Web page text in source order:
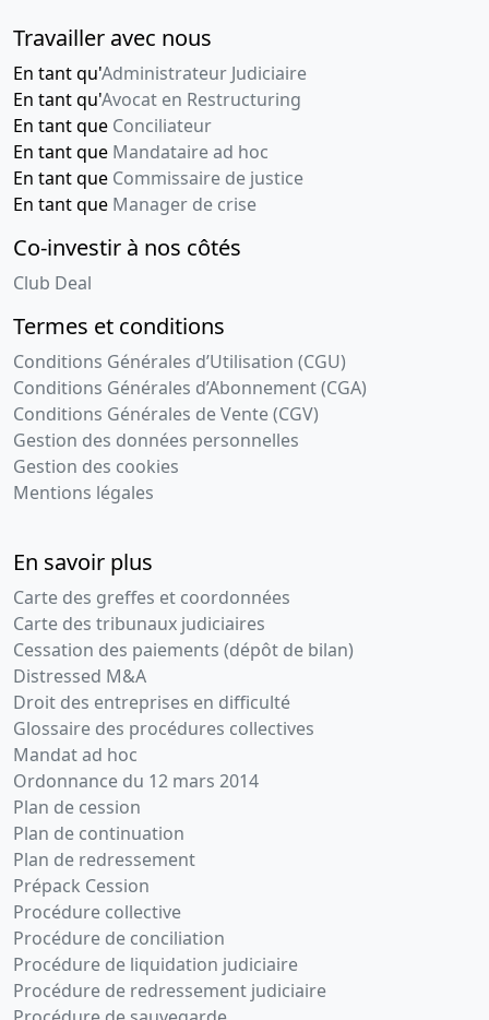
Travailler avec nous
En tant qu'Administrateur Judiciaire
En tant qu'Avocat en Restructuring
En tant que Conciliateur
En tant que Mandataire ad hoc
En tant que Commissaire de justice
En tant que Manager de crise
Co-investir à nos côtés
Club Deal
Termes et conditions
Conditions Générales d’Utilisation (CGU)
Conditions Générales d’Abonnement (CGA)
Conditions Générales de Vente (CGV)
Gestion des données personnelles
Gestion des cookies
Mentions légales
En savoir plus
Carte des greffes et coordonnées
Carte des tribunaux judiciaires
Cessation des paiements (dépôt de bilan)
Distressed M&A
Droit des entreprises en difficulté
Glossaire des procédures collectives
Mandat ad hoc
Ordonnance du 12 mars 2014
Plan de cession
Plan de continuation
Plan de redressement
Prépack Cession
Procédure collective
Procédure de conciliation
Procédure de liquidation judiciaire
Procédure de redressement judiciaire